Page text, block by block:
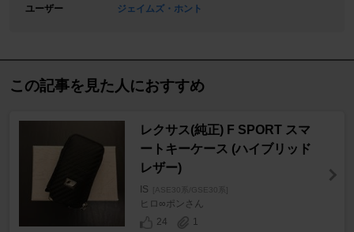
ユーザー
ジェイムズ・ホント
この記事を見た人におすすめ
レクサス(純正) F SPORT スマ
ートキーケース (ハイブリッド
レザー)
IS [ASE30系/GSE30系]
ヒロ∞ポンさん
24
1